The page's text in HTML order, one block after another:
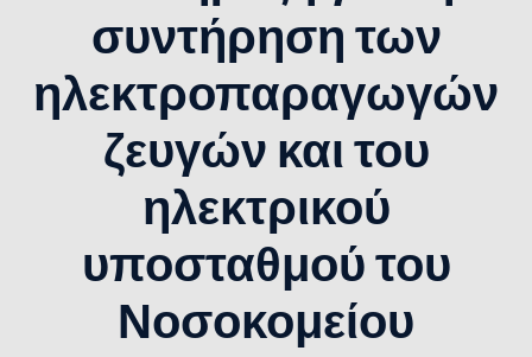
συντήρηση των
ηλεκτροπαραγωγών
ζευγών και του
ηλεκτρικού
υποσταθμού του
Νοσοκομείου